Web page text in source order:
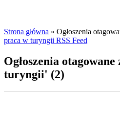
Strona główna » Ogłoszenia
praca w turyngii RSS Feed
Ogłoszenia
turyngii' (2)